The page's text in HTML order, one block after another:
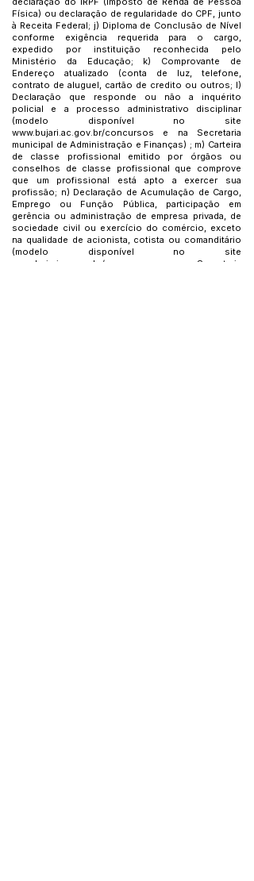
Física) ou declaração de regularidade do CPF, junto
à Receita Federal; j) Diploma de Conclusão de Nível
conforme exigência requerida para o cargo,
expedido por instituição reconhecida pelo
Ministério da Educação; k) Comprovante de
Endereço atualizado (conta de luz, telefone,
contrato de aluguel, cartão de credito ou outros; l)
Declaração que responde ou não a inquérito
policial e a processo administrativo disciplinar
(modelo disponível no site
www.bujari.ac.gov.br/concursos e na Secretaria
municipal de Administração e Finanças) ; m) Carteira
de classe profissional emitido por órgãos ou
conselhos de classe profissional que comprove
que um profissional está apto a exercer sua
profissão; n) Declaração de Acumulação de Cargo,
Emprego ou Função Pública, participação em
gerência ou administração de empresa privada, de
sociedade civil ou exercício do comércio, exceto
na qualidade de acionista, cotista ou comanditário
(modelo disponível no site
www.bujari.ac.gov.br/concursos
e na Secretaria